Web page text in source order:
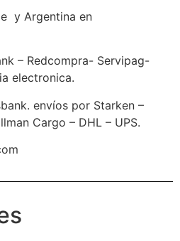
y Argentina en
– Redcompra- Servipag-
electronica.
envíos por Starken –
Cargo – DHL – UPS.